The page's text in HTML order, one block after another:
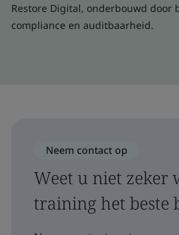
Restore Digital, onderbouwd door
compliance en auditbaarheid.
Neem contact op
Weet u niet zeker
training het beste